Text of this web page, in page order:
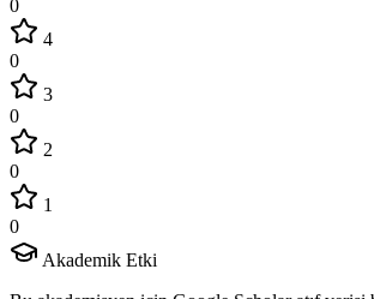
0
4
0
3
0
2
0
1
0
Akademik Etki